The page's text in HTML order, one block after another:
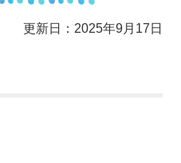
更新日：2025年9月17日